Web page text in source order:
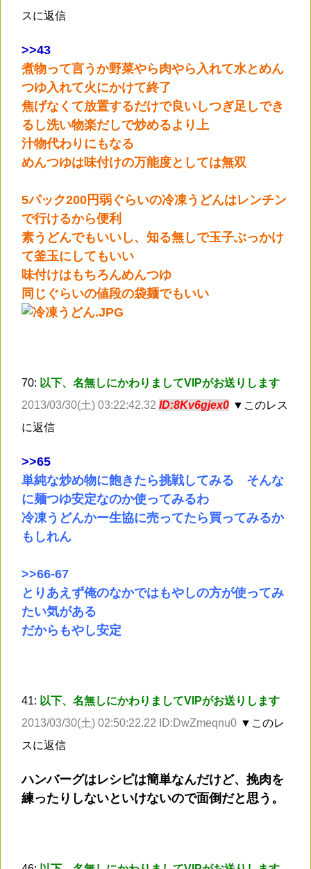
スに返信
>>43
煮物って言うか野菜やら肉やら入れて水とめん
つゆ入れて火にかけて終了
焦げなくて放置するだけで良いしつぎ足しでき
るし洗い物楽だしで炒めるより上
汁物代わりにもなる
めんつゆは味付けの万能度としては無双
5パック200円弱ぐらいの冷凍うどんはレンチン
で行けるから便利
素うどんでもいいし、知る無しで玉子ぶっかけ
て釜玉にしてもいい
味付けはもちろんめんつゆ
同じぐらいの値段の袋麺でもいい
70: 以下、名無しにかわりましてVIPがお送りします
2013/03/30(土) 03:22:42.32 ID:8Kv6gjex0 ▼このレス
に返信
>>65
単純な炒め物に飽きたら挑戦してみる そんな
に麺つゆ安定なのか使ってみるわ
冷凍うどんかー生協に売ってたら買ってみるか
もしれん
>>66-67
とりあえず俺のなかではもやしの方が使ってみ
たい気がある
だからもやし安定
41: 以下、名無しにかわりましてVIPがお送りします
2013/03/30(土) 02:50:22.22 ID:DwZmeqnu0 ▼このレ
スに返信
ハンバーグはレシピは簡単なんだけど、挽肉を
練ったりしないといけないので面倒だと思う。